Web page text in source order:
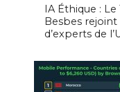
IA Éthique :
Besbes
d’experts de